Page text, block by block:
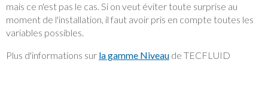
mais ce n'est pas le cas. Si on veut éviter toute surprise au
moment de l'installation, il faut avoir pris en compte toutes les
variables possibles.
Plus d'informations sur la gamme Niveau de TECFLUID